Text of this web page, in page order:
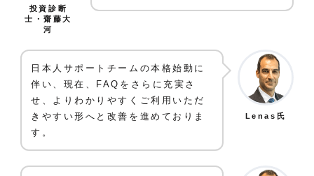
投資診断
士・齋藤大
河
日本人サポートチームの本格始動に
伴い、現在、FAQをさらに充実さ
せ、よりわかりやすくご利用いただ
きやすい形へと改善を進めておりま
す。
Lenas氏